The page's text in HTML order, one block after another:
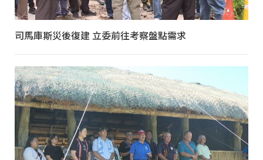
司馬庫斯災後復建 立委前往考察盤點需求